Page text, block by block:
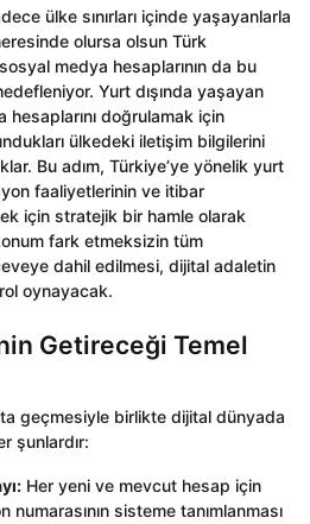
ülke sınırları içinde yaşayanlarla
olursa olsun Türk
medya hesaplarının da bu
Yurt dışında yaşayan
doğrulamak için
ülkedeki iletişim bilgilerini
Bu adım, Türkiye’ye yönelik yurt
faaliyetlerinin ve itibar
için stratejik bir hamle olarak
fark etmeksizin tüm
dahil edilmesi, dijital adaletin
oynayacak.
Getireceği Temel
geçmesiyle birlikte dijital dünyada
şunlardır:
Her yeni ve mevcut hesap için
sisteme tanımlanması